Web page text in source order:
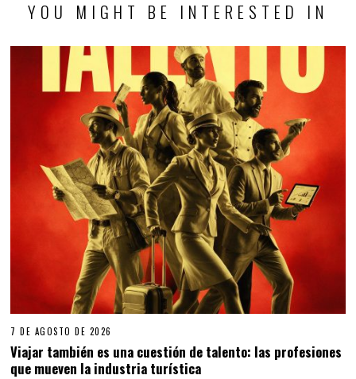
YOU MIGHT BE INTERESTED IN
7 DE AGOSTO DE 2026
Viajar también es una cuestión de talento: las profesiones
que mueven la industria turística